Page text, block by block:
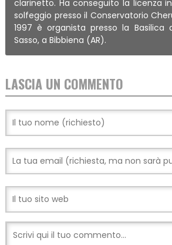
clarinetto. Ha conseguito la licenza
solfeggio presso il Conservatorio
1997 è organista presso la Basilica
Sasso, a Bibbiena (AR).
LASCIA UN COMMENTO